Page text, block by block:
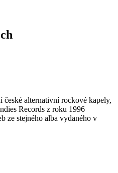
české alternativní rockové kapely,
Records z roku 1996
ze stejného alba vydaného v